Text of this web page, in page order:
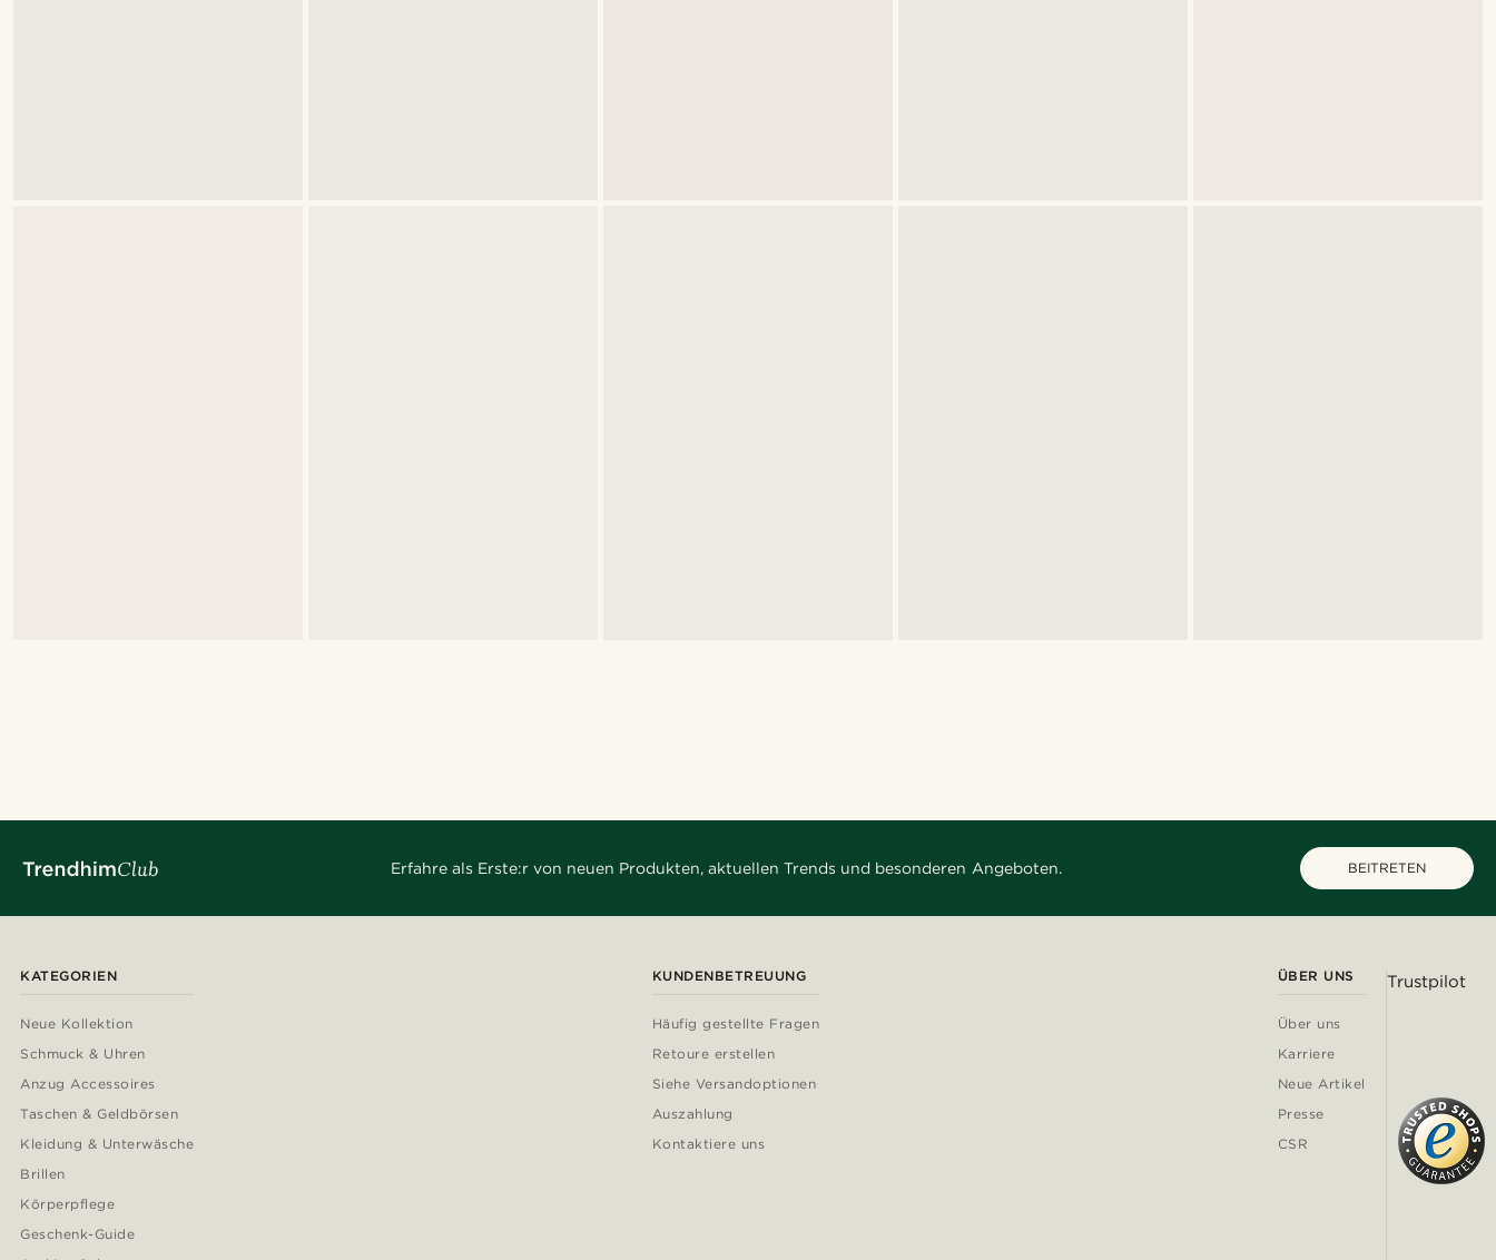
Erfahre als Erste:r von neuen Produkten, aktuellen Trends und besonderen Angeboten. BEITRETEN
KATEGORIEN
Neue Kollektion
Schmuck & Uhren
Anzug Accessoires
Taschen & Geldbörsen
Kleidung & Unterwäsche
Brillen
Körperpflege
Geschenk-Guide
KUNDENBETREUUNG
Häufig gestellte Fragen
Retoure erstellen
Siehe Versandoptionen
Auszahlung
Kontaktiere uns
ÜBER UNS
Über uns
Karriere
Neue Artikel
Presse
CSR
Trustpilot